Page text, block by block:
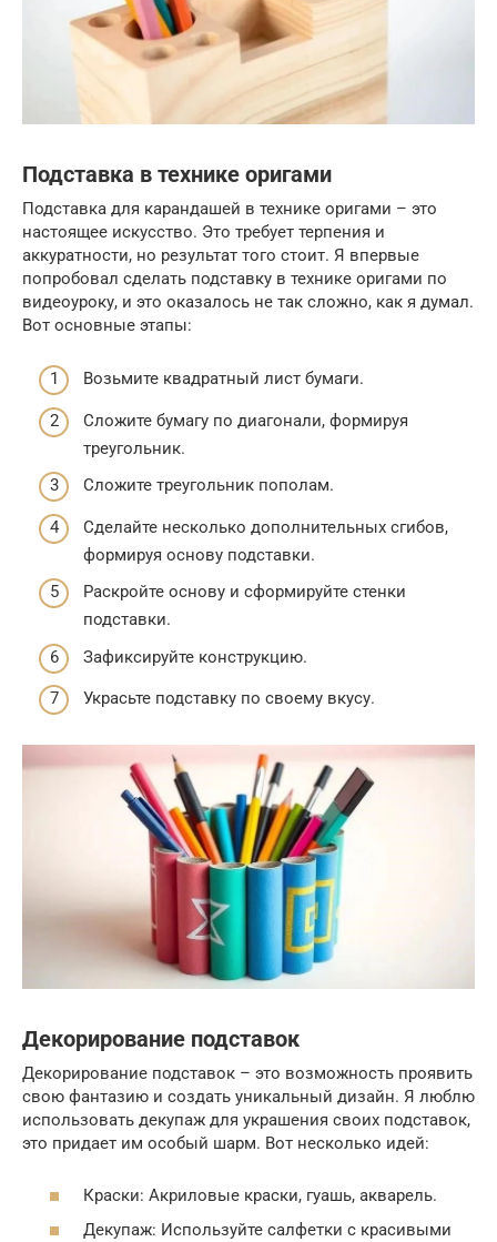
Подставка в технике оригами
Подставка для карандашей в технике оригами – это
настоящее искусство. Это требует терпения и
аккуратности, но результат того стоит. Я впервые
попробовал сделать подставку в технике оригами по
видеоуроку, и это оказалось не так сложно, как я думал.
Вот основные этапы:
Возьмите квадратный лист бумаги.
Сложите бумагу по диагонали, формируя
треугольник.
Сложите треугольник пополам.
Сделайте несколько дополнительных сгибов,
формируя основу подставки.
Раскройте основу и сформируйте стенки
подставки.
Зафиксируйте конструкцию.
Украсьте подставку по своему вкусу.
Декорирование подставок
Декорирование подставок – это возможность проявить
свою фантазию и создать уникальный дизайн. Я люблю
использовать декупаж для украшения своих подставок,
это придает им особый шарм. Вот несколько идей:
Краски: Акриловые краски, гуашь, акварель.
Декупаж: Используйте салфетки с красивыми